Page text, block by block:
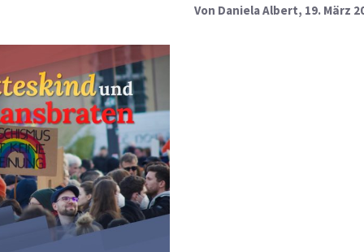
Von Daniela Albert, 19. März